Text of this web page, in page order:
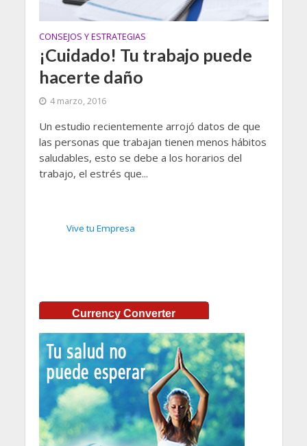
CONSEJOS Y ESTRATEGIAS
¡Cuidado! Tu trabajo puede
hacerte daño
4 marzo, 2016
Un estudio recientemente arrojó datos de que
las personas que trabajan tienen menos hábitos
saludables, esto se debe a los horarios del
trabajo, el estrés que...
Vive tu Empresa
Currency Converter